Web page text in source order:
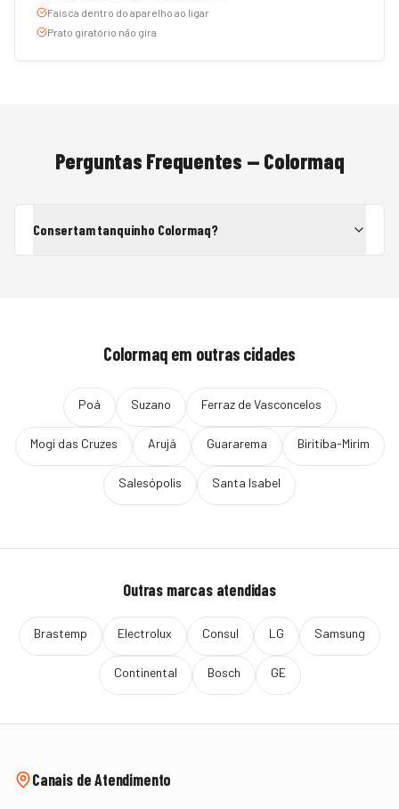
Faísca dentro do aparelho ao ligar
Prato giratório não gira
Perguntas Frequentes — Colormaq
Consertam tanquinho Colormaq?
Colormaq em outras cidades
Poá Suzano Ferraz de Vasconcelos
Mogi das Cruzes Arujá Guararema Biritiba-Mirim
Salesópolis Santa Isabel
Outras marcas atendidas
Brastemp Electrolux Consul LG Samsung
Continental Bosch GE
Canais de Atendimento